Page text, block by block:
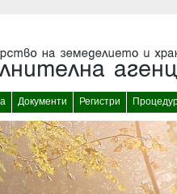
Документи Регистри